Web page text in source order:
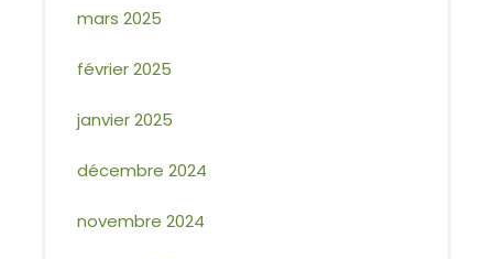
mars 2025
février 2025
janvier 2025
décembre 2024
novembre 2024